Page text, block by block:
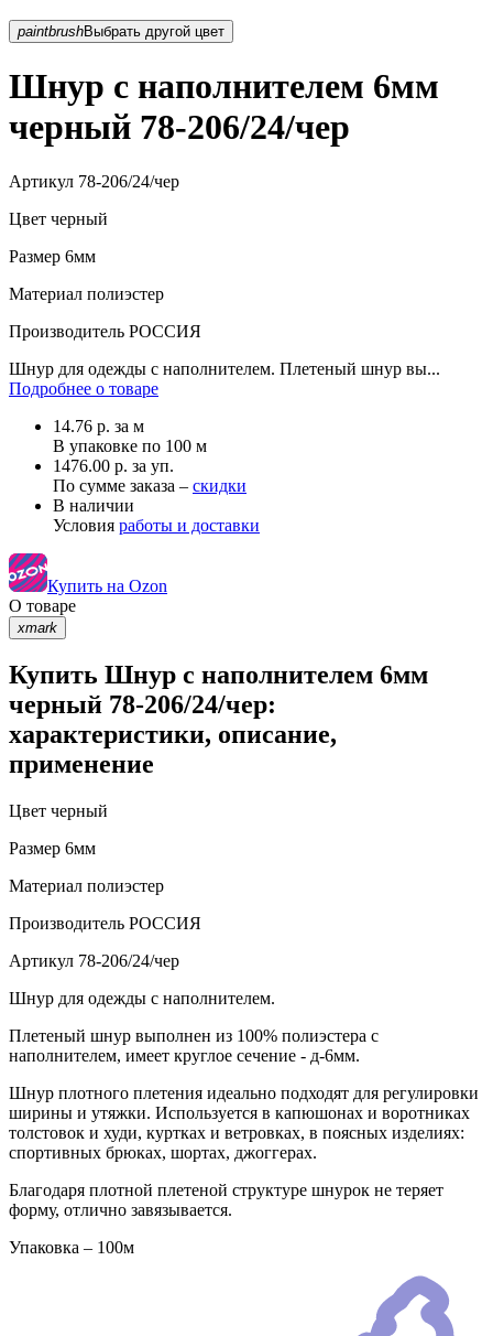
paintbrush Выбрать другой цвет
Шнур с наполнителем 6мм
черный 78-206/24/чер
Артикул 78-206/24/чер
Цвет черный
Размер 6мм
Материал полиэстер
Производитель РОССИЯ
Шнур для одежды с наполнителем. Плетеный шнур вы...
Подробнее о товаре
14.76 р. за м
В упаковке по 100 м
1476.00 р. за уп.
По сумме заказа – скидки
В наличии
Условия работы и доставки
Купить на Ozon
О товаре
xmark
Купить Шнур с наполнителем 6мм
черный 78-206/24/чер:
характеристики, описание,
применение
Цвет черный
Размер 6мм
Материал полиэстер
Производитель РОССИЯ
Артикул 78-206/24/чер
Шнур для одежды с наполнителем.
Плетеный шнур выполнен из 100% полиэстера с
наполнителем, имеет круглое сечение - д-6мм.
Шнур плотного плетения идеально подходят для регулировки
ширины и утяжки. Используется в капюшонах и воротниках
толстовок и худи, куртках и ветровках, в поясных изделиях:
спортивных брюках, шортах, джоггерах.
Благодаря плотной плетеной структуре шнурок не теряет
форму, отлично завязывается.
Упаковка – 100м